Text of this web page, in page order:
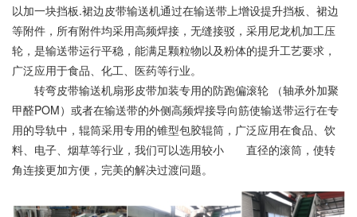
以加一块挡板.裙边皮带输送机通过在输送带上增设提升挡板、裙边
等附件，所有附件均采用高频焊接，无缝接驳，采用尼龙机加工压
轮，是输送带运行平稳，能满足颗粒物以及粉体的提升工艺要求，
广泛应用于食品、化工、医药等行业。
转弯皮带输送机扇形皮带加装专用的防跑偏滚轮 （轴承外加聚
甲醛POM）或者在输送带的外侧高频焊接导向筋使输送带运行在专
用的导轨中，辊筒采用专用的锥型包胶辊筒，广泛应用在食品、饮
料、电子、烟草等行业，我们可以选用较小 直径的滚筒，使转
角连接更加方便，完美的解决过渡问题。